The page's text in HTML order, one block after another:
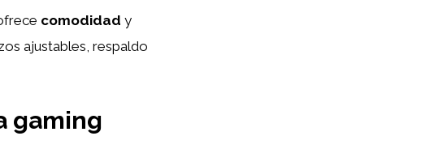
comodidad y
ajustables, respaldo
gaming